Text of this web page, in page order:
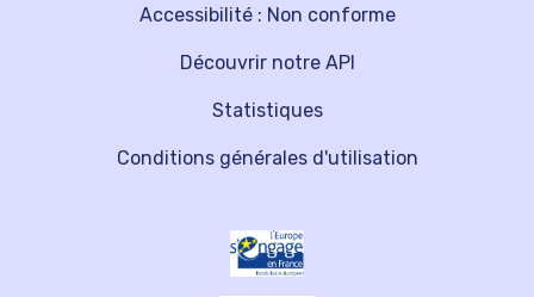
Découvrir notre API
Statistiques
Accessibilité : Non conforme
Conditions générales d'utilisation